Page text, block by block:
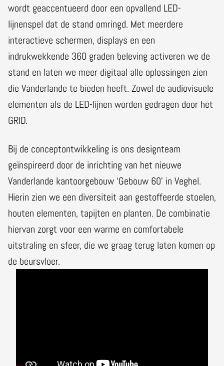
wordt geaccentueerd door een opvallend LED-
lijnenspel dat de stand omringd. Met meerdere
interactieve schermen, displays en een
indrukwekkende 360 graden beleving activeren we de
stand en laten we meer digitaal alle oplossingen zien
die Vanderlande te bieden heeft. Zowel de audiovisuele
elementen als de LED-lijnen worden gedragen door het
GRID.
Bij de conceptontwikkeling is ons designteam
geïnspireerd door de inrichting van het nieuwe
Vanderlande kantoorgebouw ‘Gebouw 60’ in Veghel.
Hierin zien we een diversiteit aan gestoffeerde stoelen,
houten elementen, tapijten en planten. De combinatie
hiervan zorgt voor een warme en comfortabele
uitstraling en sfeer, die we graag terug laten komen op
de beursvloer.